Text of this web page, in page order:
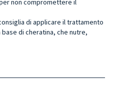
di applicare il trattamento
base di cheratina, che nutre,